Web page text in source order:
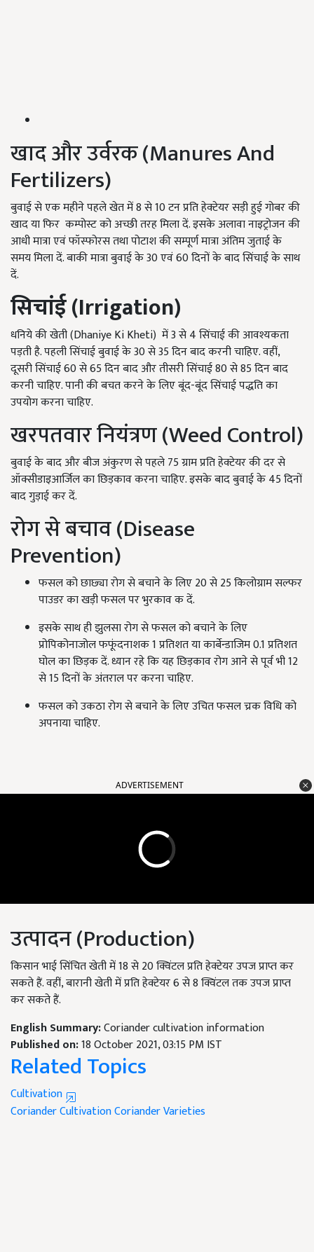
खाद और उर्वरक (Manures And
Fertilizers)
बुवाई से एक महीने पहले खेत में 8 से 10 टन प्रति हेक्टेयर सड़ी हुई गोबर की
खाद या फिर कम्पोस्ट को अच्छी तरह मिला दें. इसके अलावा नाइट्रोजन की
आधी मात्रा एवं फॉस्फोरस तथा पोटाश की सम्पूर्ण मात्रा अंतिम जुताई के
समय मिला दें. बाकी मात्रा बुवाई के 30 एवं 60 दिनों के बाद सिंचाई के साथ
दें.
सिचांई(Irrigation)
धनिये की खेती (Dhaniye Ki Kheti) में 3 से 4 सिंचाई की आवश्यकता
पड़ती है. पहली सिंचाई बुवाई के 30 से 35 दिन बाद करनी चाहिए. वहीं,
दूसरी सिंचाई 60 से 65 दिन बाद और तीसरी सिंचाई 80 से 85 दिन बाद
करनी चाहिए. पानी की बचत करने के लिए बूंद-बूंद सिंचाई पद्धति का
उपयोग करना चाहिए.
खरपतवार नियंत्रण (Weed Control)
बुवाई के बाद और बीज अंकुरण से पहले 75 ग्राम प्रति हेक्टेयर की दर से
ऑक्सीडाइआर्जिल का छिड़काव करना चाहिए. इसके बाद बुवाई के 45 दिनों
बाद गुड़ाई कर दें.
रोग से बचाव (Disease
Prevention)
फसल को छाछ्या रोग से बचाने के लिए 20 से 25 किलोग्राम सल्फर
पाउडर का खड़ी फसल पर भुरकाव क दें.
इसके साथ ही झुलसा रोग से फसल को बचाने के लिए
प्रोपिकोनाजोल फफूंदनाशक 1 प्रतिशत या कार्बेन्डाजिम 0.1 प्रतिशत
घोल का छिड़क दें. ध्यान रहे कि यह छिड़काव रोग आने से पूर्व भी 12
से 15 दिनों के अंतराल पर करना चाहिए.
फसल को उकठा रोग से बचाने के लिए उचित फसल च्रक विधि को
अपनाया चाहिए.
ADVERTISEMENT
उत्पादन (Production)
किसान भाई सिंचित खेती में 18 से 20 क्विंटल प्रति हेक्टेयर उपज प्राप्त कर
सकते हैं. वहीं, बारानी खेती में प्रति हेक्टेयर 6 से 8 क्विंटल तक उपज प्राप्त
कर सकते हैं.
English Summary:Coriander cultivation information
Published on:18 October 2021, 03:15 PM IST
Related Topics
Cultivation
Coriander CultivationCoriander Varieties